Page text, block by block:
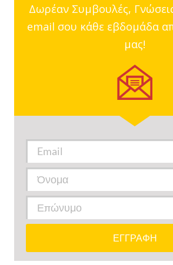
Δωρέαν Συμβουλές,
email σου κάθε εβδομάδα
μας!